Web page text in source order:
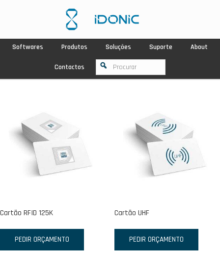
Softwares Produtos Soluções Suporte About
Contactos
Cartão RFID 125K
PEDIR ORÇAMENTO
Cartão UHF
PEDIR ORÇAMENTO